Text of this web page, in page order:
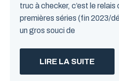
truc à checker, c’est le relais
premières séries (fin 2023/
un gros souci de
LIRE LA SUITE